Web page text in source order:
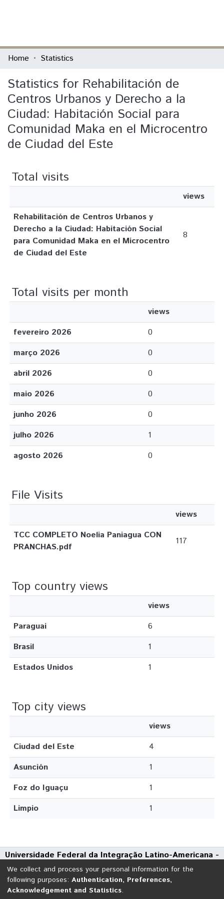
Communities & Collections
All of DSpace
Home Statistics
Statistics for Rehabilitación de
Centros Urbanos y Derecho a la
Ciudad: Habitación Social para
Comunidad Maka en el Microcentro
de Ciudad del Este
Total visits
views
Rehabilitación de Centros Urbanos y
Derecho a la Ciudad: Habitación Social
para Comunidad Maka en el Microcentro
de Ciudad del Este
8
Total visits per month
views
fevereiro 2026
0
março 2026
0
abril 2026
0
maio 2026
0
junho 2026
0
julho 2026
1
agosto 2026
0
File Visits
views
TCC COMPLETO Noelia Paniagua CON
PRANCHAS.pdf
117
Top country views
views
Paraguai
6
Brasil
1
Estados Unidos
1
Top city views
views
Ciudad del Este
4
Asunción
1
Foz do Iguaçu
1
Limpio
1
Universidade Federal da Integração Latino-Americana -
UNILA
Avenida Tarquínio Joslin dos Santos, 1000 - Polo Universitário
CEP: 85870-650 | Foz do Iguaçu - Paraná
We collect and process your personal information for the
following purposes: Authentication, Preferences,
Acknowledgement and Statistics.